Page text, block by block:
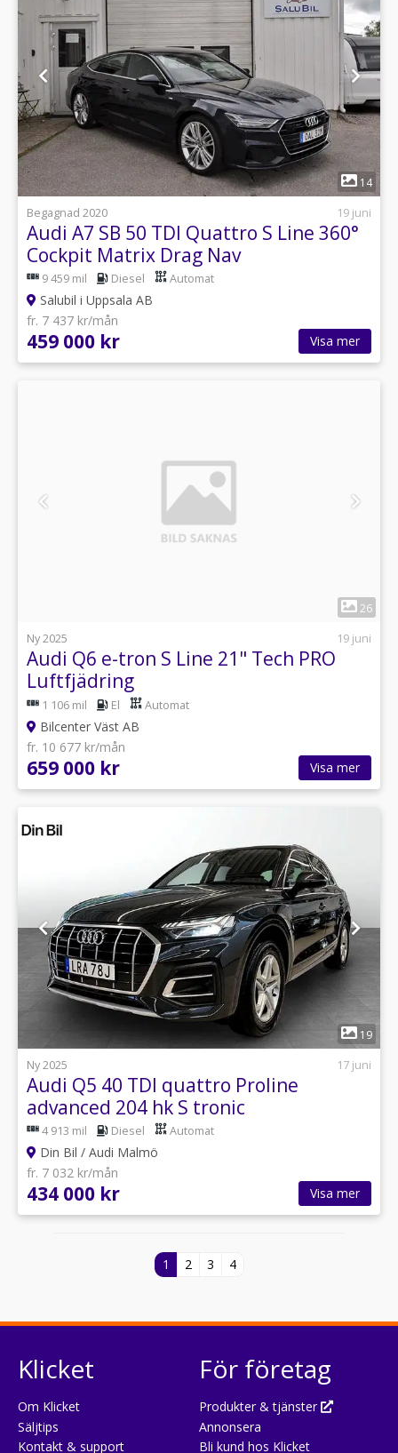
1
14
Begagnad 2020
19 juni
Audi A7 SB 50 TDI Quattro S Line 360°
Cockpit Matrix Drag Nav
9 459 mil Diesel Automat
Salubil i Uppsala AB
fr. 7 437 kr/mån
459 000 kr Visa mer
26
Ny 2025
19 juni
Audi Q6 e-tron S Line 21" Tech PRO
Luftfjädring
1 106 mil El Automat
Bilcenter Väst AB
fr. 10 677 kr/mån
659 000 kr Visa mer
19
Ny 2025
17 juni
Audi Q5 40 TDI quattro Proline
advanced 204 hk S tronic
4 913 mil Diesel Automat
Din Bil / Audi Malmö
fr. 7 032 kr/mån
434 000 kr Visa mer
1 2 3 4
Klicket
Om Klicket
Säljtips
Kontakt & support
För företag
Produkter & tjänster
Annonsera
Bli kund hos Klicket